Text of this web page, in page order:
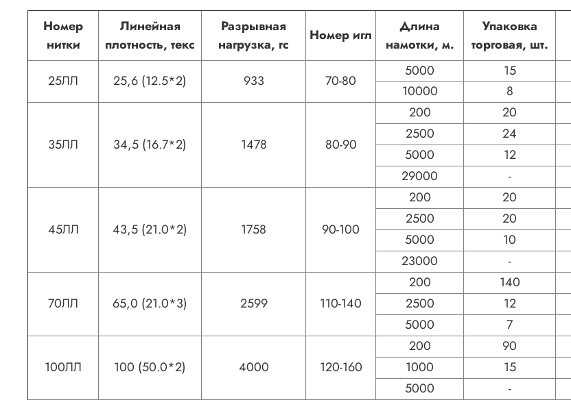
Номер
нитки
Линейная
плотность, текс
Разрывная
нагрузка, гс
Номер игл
Длина
намотки, м.
Упаковка
торговая, шт.
25ЛЛ 25,6 (12.5*2) 933 70-80
5000 15
10000
8
35ЛЛ 34,5 (16.7*2) 1478 80-90
200 20
2500
24
5000
12
29000
-
45ЛЛ 43,5 (21.0*2) 1758 90-100
200 20
2500
20
5000
10
23000
-
70ЛЛ 65,0 (21.0*3) 2599 110-140
200 140
2500
12
5000
7
100ЛЛ 100 (50.0*2) 4000 120-160
200 90
1000
15
5000
-